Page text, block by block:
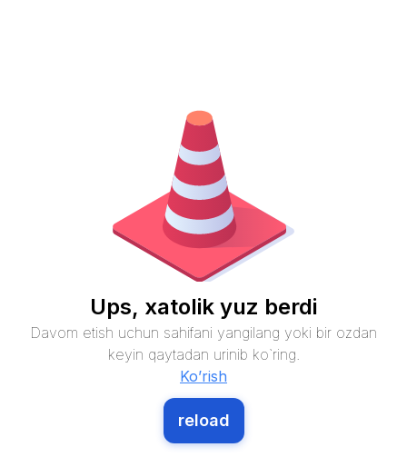
Ups, xatolik yuz berdi
Davom etish uchun sahifani yangilang yoki bir ozdan
keyin qaytadan urinib ko`ring.
Ko’rish
reload